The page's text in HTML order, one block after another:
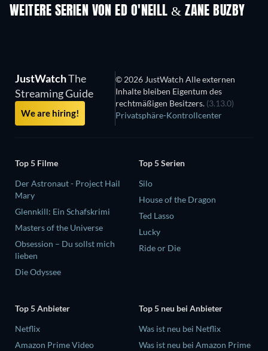
WEITERE SERIEN VON ED O'NEILL & ZANE BUZBY
Serie Serie
JustWatchThe
Streaming Guide
We are hiring!
© 2026 JustWatch Alle externen
Inhalte bleiben Eigentum des
rechtmäßigen Besitzers. (3.13.0)
Privatsphäre-Kontrollcenter
Top 5 Filme
Der Astronaut - Project Hail
Mary
Glennkill: Ein Schafskrimi
Masters of the Universe
Obsession – Du sollst mich
lieben
Die Odyssee
Top 5 Serien
Silo
House of the Dragon
Ted Lasso
Lucky
Ride or Die
Top 5 Anbieter
Netflix
Amazon Prime Video
Top 5 neu bei Anbieter
Was ist neu bei Netflix
Was ist neu bei Amazon Prime